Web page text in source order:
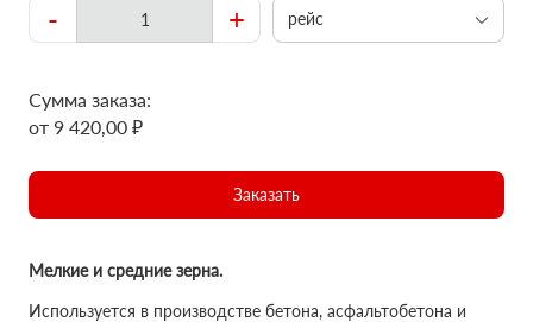
- + рейс
Сумма заказа:
от 9 420,00 ₽
Заказать
Мелкие и средние зерна.
Используется в производстве бетона, асфальтобетона и